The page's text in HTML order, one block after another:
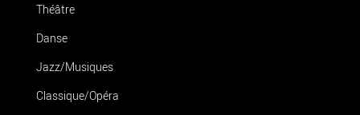
Théâtre
Danse
Jazz/Musiques
Classique/Opéra